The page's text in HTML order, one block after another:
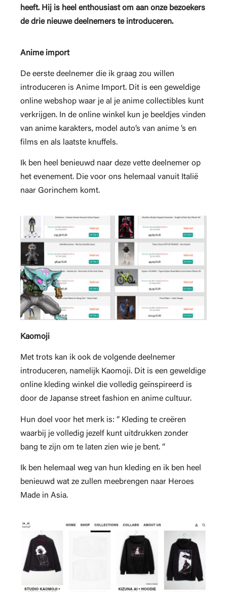
heeft. Hij is heel enthousiast om aan onze bezoekers
de drie nieuwe deelnemers te introduceren.
Anime import
De eerste deelnemer die ik graag zou willen
introduceren is Anime Import. Dit is een geweldige
online webshop waar je al je anime collectibles kunt
verkrijgen. In de online winkel kun je beeldjes vinden
van anime karakters, model auto’s van anime ’s en
films en als laatste knuffels.
Ik ben heel benieuwd naar deze vette deelnemer op
het evenement. Die voor ons helemaal vanuit Italië
naar Gorinchem komt.
Kaomoji
Met trots kan ik ook de volgende deelnemer
introduceren, namelijk Kaomoji. Dit is een geweldige
online kleding winkel die volledig geïnspireerd is
door de Japanse street fashion en anime cultuur.
Hun doel voor het merk is: ‘’ Kleding te creëren
waarbij je volledig jezelf kunt uitdrukken zonder
bang te zijn om te laten zien wie je bent. ‘’
Ik ben helemaal weg van hun kleding en ik ben heel
benieuwd wat ze zullen meebrengen naar Heroes
Made in Asia.